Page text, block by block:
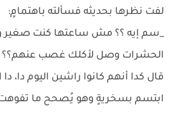
لفت نظرها بحديثه فسألته باهتمامٍ:
_سم إيه ؟؟ مش ساعتها كنت صغير
الحشرات وصل لأكلك غصب عنهم؟؟
قال كدا أنهم كانوا راشين اليوم دا،
ابتسم بسخريةٍ وهو يُصحح ما